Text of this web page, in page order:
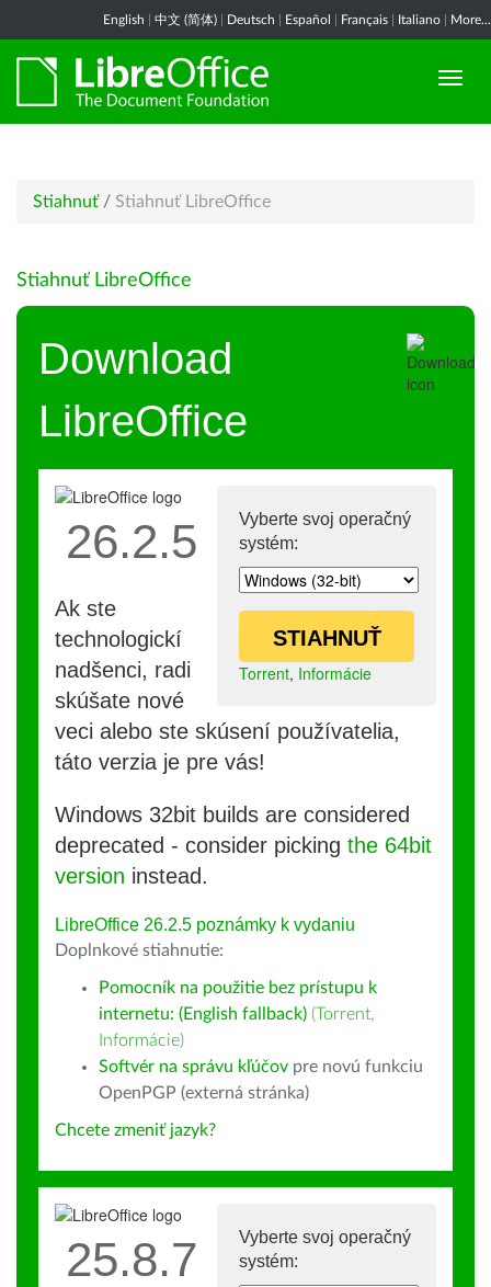
English 中文 (简体) Deutsch Español Français Italiano More...
Stiahnuť / Stiahnuť LibreOffice
Stiahnuť LibreOffice
Download
LibreOffice
Vyberte svoj operačný
systém:
STIAHNUŤ
Torrent, Informácie
26.2.5
Ak ste
technologickí
nadšenci, radi
skúšate nové
veci alebo ste skúsení používatelia,
táto verzia je pre vás!
Windows 32bit builds are considered
deprecated - consider picking the 64bit
version instead.
LibreOffice 26.2.5 poznámky k vydaniu
Doplnkové stiahnutie:
Pomocník na použitie bez prístupu k
internetu: (English fallback) (Torrent,
Informácie)
Softvér na správu kľúčov pre novú funkciu
OpenPGP (externá stránka)
Chcete zmeniť jazyk?
Vyberte svoj operačný
systém:
25.8.7